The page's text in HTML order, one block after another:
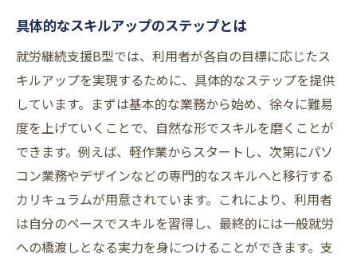
具体的なスキルアップのステップとは
就労継続支援B型では、利用者が各自の目標に応じたス
キルアップを実現するために、具体的なステップを提供
しています。まずは基本的な業務から始め、徐々に難易
度を上げていくことで、自然な形でスキルを磨くことが
できます。例えば、軽作業からスタートし、次第にパソ
コン業務やデザインなどの専門的なスキルへと移行する
カリキュラムが用意されています。これにより、利用者
は自分のペースでスキルを習得し、最終的には一般就労
への橋渡しとなる実力を身につけることができます。支